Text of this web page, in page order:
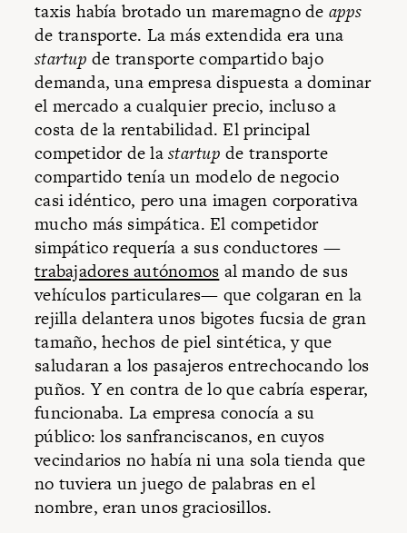
taxis había brotado un maremagno de apps
de transporte. La más extendida era una
startup de transporte compartido bajo
demanda, una empresa dispuesta a dominar
el mercado a cualquier precio, incluso a
costa de la rentabilidad. El principal
competidor de lastartup de transporte
compartido tenía un modelo de negocio
casi idéntico, pero una imagen corporativa
mucho más simpática. El competidor
simpático requería a sus conductores —
trabajadores autónomos al mando de sus
vehículos particulares— que colgaran en la
rejilla delantera unos bigotes fucsia de gran
tamaño, hechos de piel sintética, y que
saludaran a los pasajeros entrechocando los
puños. Y en contra de lo que cabría esperar,
funcionaba. La empresa conocía a su
público: los sanfranciscanos, en cuyos
vecindarios no había ni una sola tienda que
no tuviera un juego de palabras en el
nombre, eran unos graciosillos.